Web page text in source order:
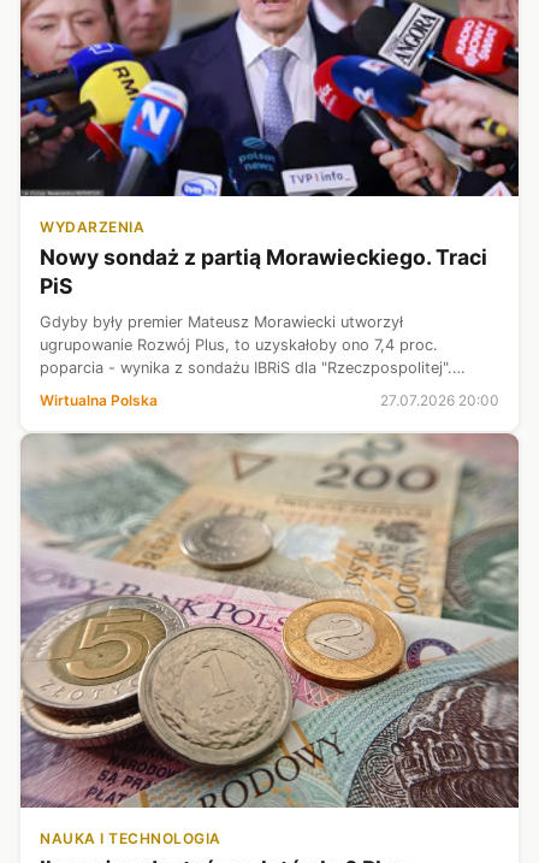
WYDARZENIA
Nowy sondaż z partią Morawieckiego. Traci
PiS
Gdyby były premier Mateusz Morawiecki utworzył
ugrupowanie Rozwój Plus, to uzyskałoby ono 7,4 proc.
poparcia - wynika z sondażu IBRiS dla "Rzeczpospolitej".
Prawo i Sprawiedliwość - na 17,...
Wirtualna Polska 27.07.2026 20:00
NAUKA I TECHNOLOGIA